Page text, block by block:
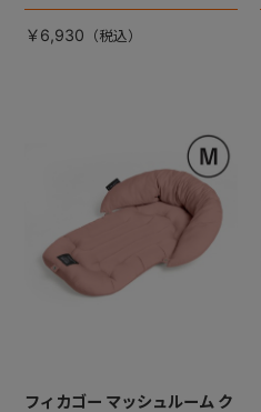
ットカートマット登場！
￥6,930
フィカゴー マッシュルーム ク